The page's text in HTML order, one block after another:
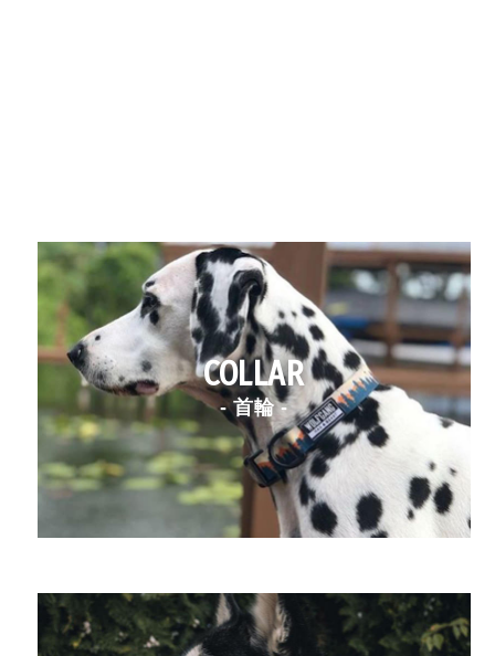
COLLAR
- 首輪 -